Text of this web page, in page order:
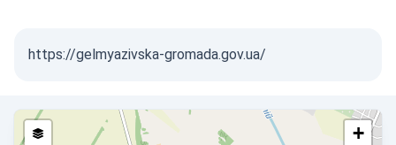
https://gelmyazivska-gromada.gov.ua/
+